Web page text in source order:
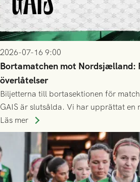
2026-07-16 9:00
Bortamatchen mot Nordsjælland:
överlåtelser
Biljetterna till bortasektionen för
GAIS är slutsålda. Vi har upprättat en
ännu inte har någon biljett kan anmäla
inte själv överlåta din biljett till någon
Läs mer